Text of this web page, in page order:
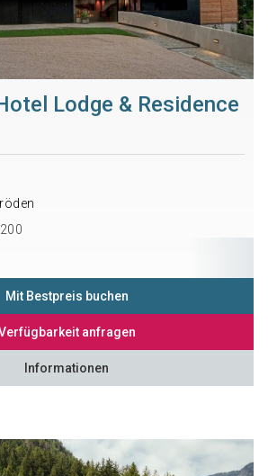
Lodge & Residence
Mit Bestpreis buchen
anfragen
Informationen